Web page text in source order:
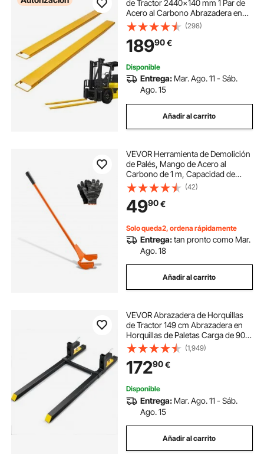
de Tractor 2440x140 mm 1 Par de
Acero al Carbono Abrazadera en
Horquillas de Paletas Carga de 1815
T para Mover y Transportar Cargas
Pesadas y Voluminosas, Amarillo
(298)
18990€
Disponible
Entrega: Mar. Ago. 11 - Sáb.
Ago. 15
Añadir al carrito
VEVOR Herramienta de Demolición
de Palés, Mango de Acero al
Carbono de 1 m, Capacidad de
Peso 907 kg, para Quitar Tarimas
de Terraza, para Suelos,
Estructuras, Techos, Molduras y
Paneles de Yeso
(42)
4990€
Solo queda2, ordena rápidamente
Entrega:tan pronto como Mar.
Ago. 18
Añadir al carrito
VEVOR Abrazadera de Horquillas
de Tractor 149 cm Abrazadera en
Horquillas de Paletas Carga de 907
kg Barra Estabilizadora Ajustable
Horquilla de Paletas para Carretilla
Elevadora con Pala Cargadora
(1,949)
17290€
Disponible
Entrega: Mar. Ago. 11 - Sáb.
Ago. 15
Añadir al carrito